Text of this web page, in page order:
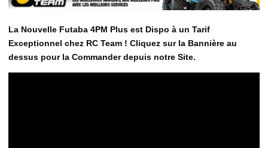
La Nouvelle Futaba 4PM Plus est Dispo à un Tarif
Exceptionnel chez RC Team ! Cliquez sur la Bannière au
dessus pour la Commander depuis notre Site.